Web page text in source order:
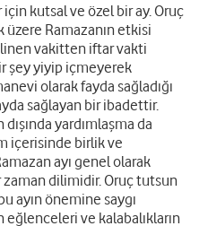
kutsal ve özel bir ay. Oruç
Ramazanın etkisi
vakitten iftar vakti
şey yiyip içmeyerek
olarak fayda sağladığı
sağlayan bir ibadettir.
yardımlaşma da
içerisinde birlik ve
ayı genel olarak
dilimidir. Oruç tutsun
ayın önemine saygı
ve kalabalıkların